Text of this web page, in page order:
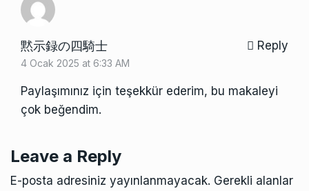
Reply
黙示録の四騎士
4 Ocak 2025 at 6:33 AM
Paylaşımınız için teşekkür ederim, bu makaleyi
çok beğendim.
Leave a Reply
E-posta adresiniz yayınlanmayacak. Gerekli alanlar